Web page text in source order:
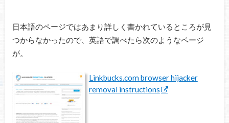
日本語のページではあまり詳しく書かれているところが見
つからなかったので、英語で調べたら次のようなページ
が。
Linkbucks.com browser hijacker
removal instructions